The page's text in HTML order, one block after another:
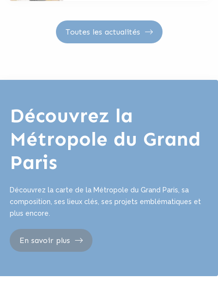
Toutes les actualités
Découvrez la
Métropole du Grand
Paris
Découvrez la carte de la Métropole du Grand Paris, sa
composition, ses lieux clés, ses projets emblématiques et
plus encore.
En savoir plus